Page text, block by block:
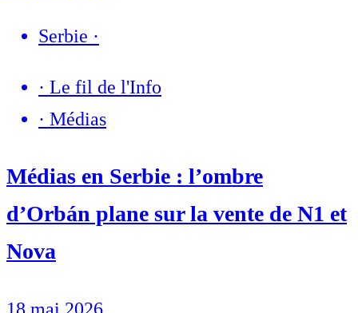
Serbie ·
· Le fil de l'Info
· Médias
Médias en Serbie : l’ombre
d’Orbán plane sur la vente de N1 et
Nova
18 mai 2026